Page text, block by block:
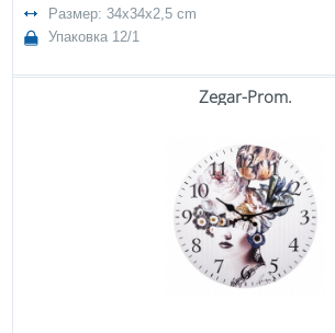
Размер: 34x34x2,5 cm
Упаковка 12/1
Zegar-Prom.